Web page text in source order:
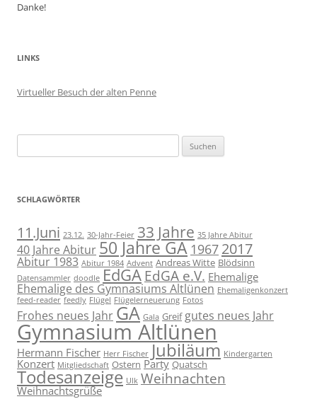
Danke!
LINKS
Virtueller Besuch der alten Penne
nach:
SCHLAGWÖRTER
11.Juni 23.12. 30-Jahr-Feier 33 Jahre 35 Jahre Abitur
40 Jahre Abitur 50 Jahre GA 1967 2017
Abitur 1983 Abitur 1984 Advent Andreas Witte Blödsinn
Datensammler doodle EdGA EdGA e.V. Ehemalige
Ehemalige des Gymnasiums Altlünen Ehemaligenkonzert
feed-reader feedly Flügel Flügelerneuerung Fotos
Frohes neues Jahr GA Gala Greif gutes neues Jahr
Gymnasium Altlünen
Hermann Fischer Herr Fischer Jubiläum Kindergarten
Konzert Mitgliedschaft Ostern Party Quatsch
Todesanzeige Ulk Weihnachten
Weihnachtsgrüße